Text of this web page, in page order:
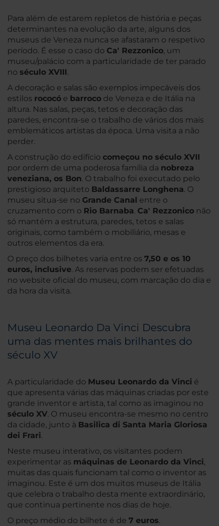
Para além de estarem repletos de história e peças
determinantes na evolução da arte, alguns dos
museus de Veneza nunca se afastaram o respetivo
período. É esse o caso do Ca' Rezzonico, um
museu/palácio com a particularidade de ter parado
no século XVIII.
A decoração e salas são exemplos impecáveis dos
estilos rococó e barroco de Veneza e de Itália na
altura. Nas salas, peças, tetos e decoração das
paredes, encontra-se o trabalho de vários dos mais
emblemáticos artistas da época. Uma visita a não
perder.
A construção do edifício começou no século XVII
por ordem de uma poderosa família da nobreza
veneziana, os Bon. O trabalho foi executado pelo
prestigioso arquiteto Baldassarre Longhena. O
museu situa-se no Grande Canal entre o
cruzamento com o Rio Barnaba. Ca' Rezzonico não
só mantém a estrutura, paredes, tetos e salas
originais, como também o mobiliário, mesas e
outros elementos da era.
O preço dos bilhetes varia entre os 7,50 e os 10
euros, inclusive. As reservas podem ser efetuadas
no website oficial do museu, com marcação do dia e
da hora da visita.
Museu Leonardo Da Vinci Descubra
uma das mentes mais brilhantes do
século XV
A particularidade do Museu Leonardo da Vinci é
que apresenta várias das máquinas criadas por este
grande inventor e artista, tal como as imaginou no
século XV. O museu encontra-se mesmo no centro
da cidade, junto à Basilica di Santa Maria Gloriosa
dei Frari.
Neste museu interativo, os visitantes podem
experimentar as máquinas de Leonardo da Vinci,
muitas das quais funcionam tal como o inventor as
imaginou. Este é um dos muitos museus de Itália
que celebra o trabalho desta mente extraordinário,
que continua pertinente nos dias de hoje.
O preço médio do bilhete é de 7 euros.